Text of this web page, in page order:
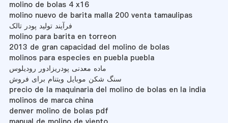
molino de bolas 4 x16
molino nuevo de barita malla 200 venta tamaulipas
فرآیند تولید پودر تالک
molino para barita en torreon
2013 de gran capacidad del molino de bolas
molinos para especies en puebla puebla
ماده معدنی پودریزادور رودیلوس
سنگ شکن موبایل ویتنام برای فروش
precio de la maquinaria del molino de bolas en la india
molinos de marca china
denver molino de bolas pdf